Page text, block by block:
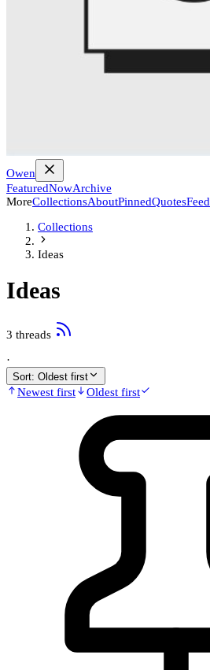
Owen
FeaturedNowArchive
MoreCollectionsAboutPinnedQuotesFeed
Collections
Ideas
Ideas
3 threads
·
Sort: Oldest first
Newest first Oldest first